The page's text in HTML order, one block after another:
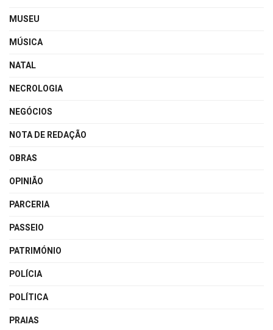
MUSEU
MÚSICA
NATAL
NECROLOGIA
NEGÓCIOS
NOTA DE REDAÇÃO
OBRAS
OPINIÃO
PARCERIA
PASSEIO
PATRIMÓNIO
POLÍCIA
POLÍTICA
PRAIAS